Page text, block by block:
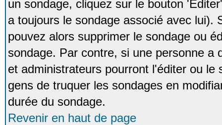
un sondage, cliquez sur le bouton
a toujours le sondage associé avec lui).
pouvez alors supprimer le sondage ou
sondage. Par contre, si une personne a
et administrateurs pourront l'éditer ou le
gens de truquer les sondages en
durée du sondage.
Revenir en haut de page